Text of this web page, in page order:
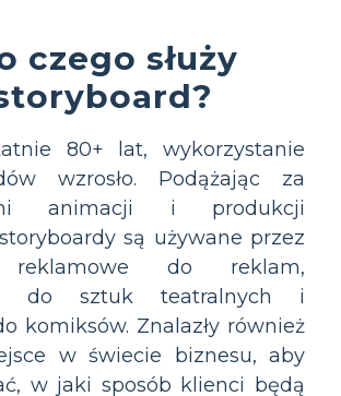
czego służy
80+ lat, wykorzystanie
wzrosło. Podążając za
animacji i produkcji
są używane przez
reklamowe do reklam,
do sztuk teatralnych i
komiksów. Znalazły również
w świecie biznesu, aby
w jaki sposób klienci będą